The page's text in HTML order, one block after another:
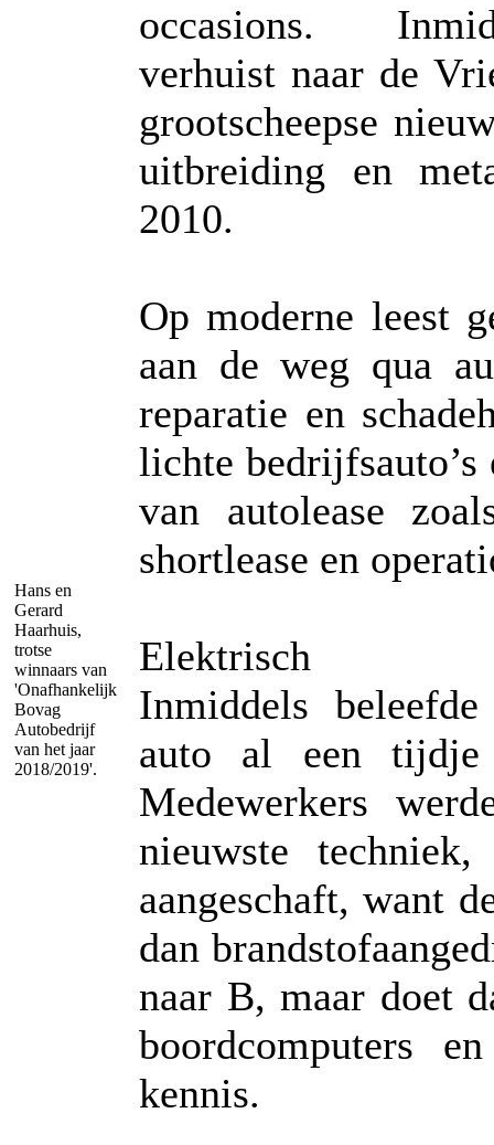
Hans en
Gerard
Haarhuis,
trotse
winnaars van
'Onafhankelijk
Bovag
Autobedrijf
van het jaar
2018/2019'.
occasions.
verhuist naar de
grootscheepse
uitbreiding en
2010.
Op moderne leest
aan de weg qua
reparatie en
lichte
van autolease
shortlease en
Elektrisch
Inmiddels
auto al een tijdje
Medewerkers
nieuwste
aangeschaft, want
dan
naar B, maar doet
boordcomputers
kennis.